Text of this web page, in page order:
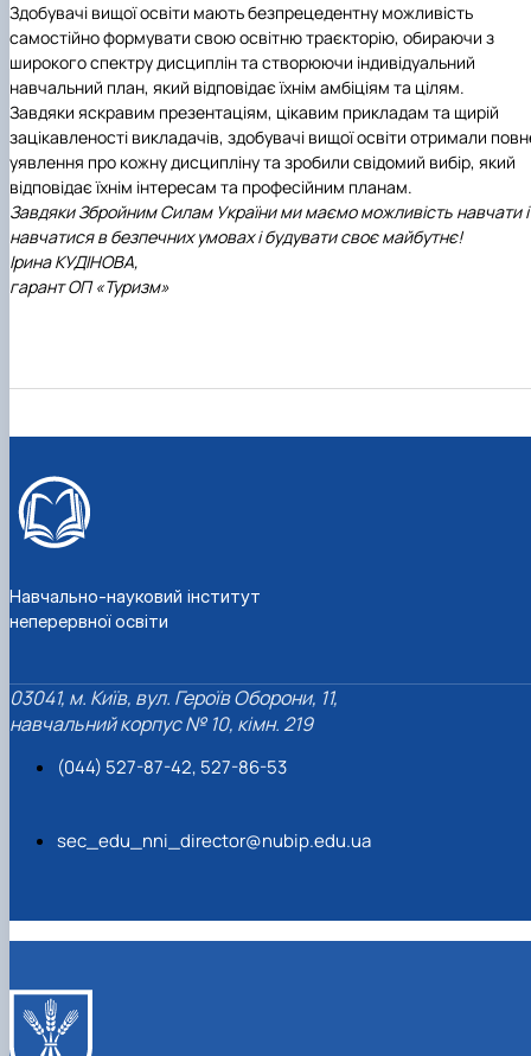
Здобувачі вищої освіти мають безпрецедентну можливість
самостійно формувати свою освітню траєкторію, обираючи з
широкого спектру дисциплін та створюючи індивідуальний
навчальний план, який відповідає їхнім амбіціям та цілям.
Завдяки яскравим презентаціям, цікавим прикладам та щирій
зацікавленості викладачів, здобувачі вищої освіти отримали
уявлення про кожну дисципліну та зробили свідомий вибір, який
відповідає їхнім інтересам та професійним планам.
Завдяки Збройним Силам України ми маємо можливість навчати і
навчатися в безпечних умовах і будувати своє майбутнє!
Ірина КУДІНОВА,
гарант ОП «Туризм»
Навчально-науковий інститут
неперервної освіти
03041, м. Київ, вул. Героїв Оборони, 11,
навчальний корпус № 10, кімн. 219
(044) 527-87-42, 527-86-53
sec_edu_nni_director@nubip.edu.ua